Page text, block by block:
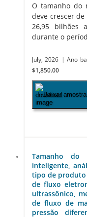
O tamanho do
deve crescer de
26,95 bilhões
durante o
July, 2026 | Ano
$1,850.00
Baixar amostra
Tamanho
inteligente,
tipo de
de fluxo
ultrassônico,
de fluxo de
pressão